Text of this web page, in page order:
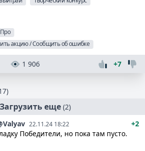
акцию / Сообщить об ошибке
1 906 +7
Загрузить еще (2)
22.11.24 18:22
+2
Победители, но пока там пусто.